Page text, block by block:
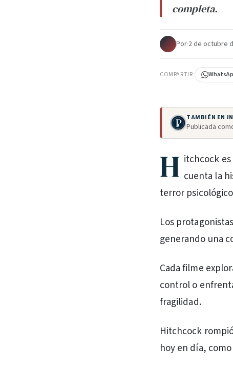
completa.
Por·2 de octubre
COMPARTIR
TAMBIÉN EN
Publicada
H itchcock
cuenta la
terror
Los
generando una
Cada filme
control o
fragilidad.
Hitchcock
hoy en día,